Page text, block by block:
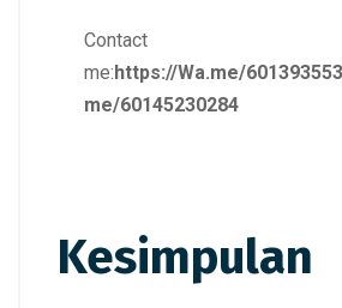
Contact
me:https://Wa.me/
me/60145230284
Kesimpulan